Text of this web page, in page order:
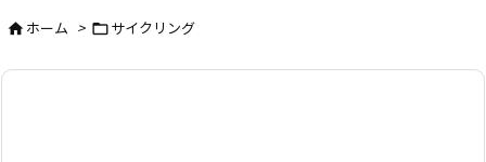
ホーム > サイクリング